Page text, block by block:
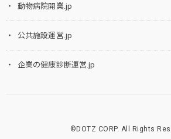
動物病院開業.jp
公共施設運営.jp
企業の健康診断運営.jp
©DOTZ CORP. All Rights